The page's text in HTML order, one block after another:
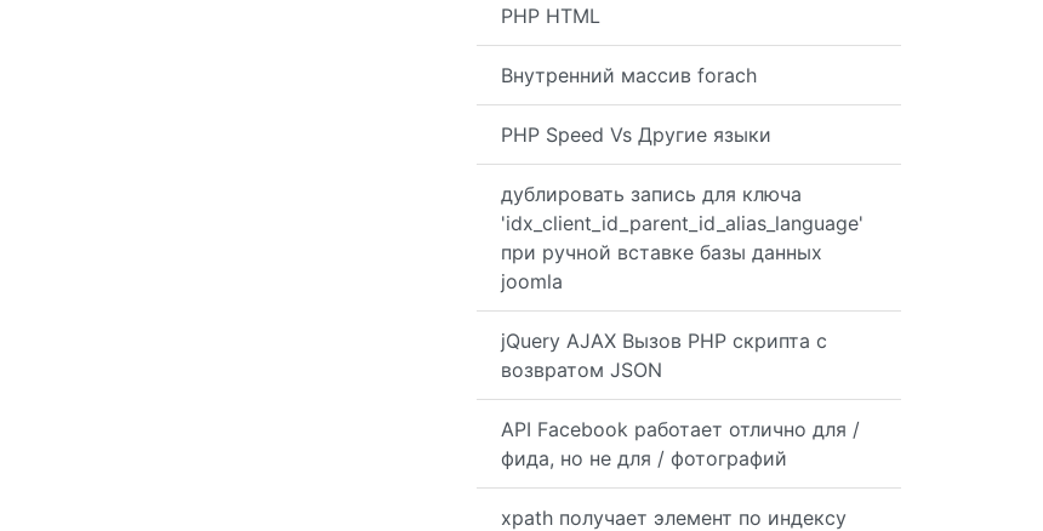
PHP HTML
Внутренний массив forach
PHP Speed ​​Vs Другие языки
дублировать запись для ключа
'idx_client_id_parent_id_alias_language'
при ручной вставке базы данных
joomla
jQuery AJAX Вызов PHP скрипта с
возвратом JSON
API Facebook работает отлично для /
фида, но не для / фотографий
xpath получает элемент по индексу